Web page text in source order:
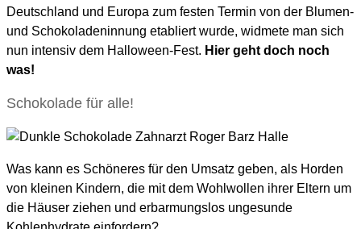
Deutschland und Europa zum festen Termin von der Blumen-
und Schokoladeninnung etabliert wurde, widmete man sich
nun intensiv dem Halloween-Fest. Hier geht doch noch
was!
Schokolade für alle!
Was kann es Schöneres für den Umsatz geben, als Horden
von kleinen Kindern, die mit dem Wohlwollen ihrer Eltern um
die Häuser ziehen und erbarmungslos ungesunde